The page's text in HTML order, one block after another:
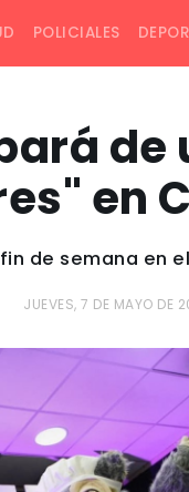
POLICIALES
de
en
de semana en
JUEVES, 7 DE MAYO DE